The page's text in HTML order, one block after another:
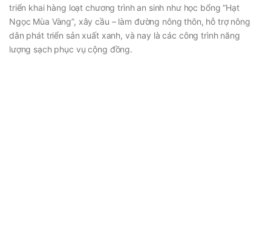
triển khai hàng loạt chương trình an sinh như học bổng “Hạt
Ngọc Mùa Vàng”, xây cầu – làm đường nông thôn, hỗ trợ nông
dân phát triển sản xuất xanh, và nay là các công trình năng
lượng sạch phục vụ cộng đồng.